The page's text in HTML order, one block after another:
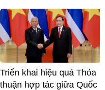
Triển khai hiệu quả Thỏa
thuận hợp tác giữa Quốc